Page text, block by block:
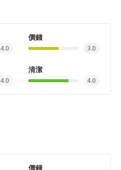
4.0
價錢
3.0
4.0
清潔
4.0
價錢